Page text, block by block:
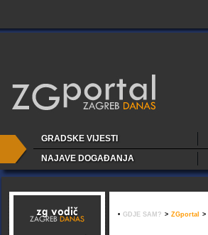
GRADSKE VIJESTI
NAJAVE DOGAĐANJA
• GDJE SAM? > ZGportal >